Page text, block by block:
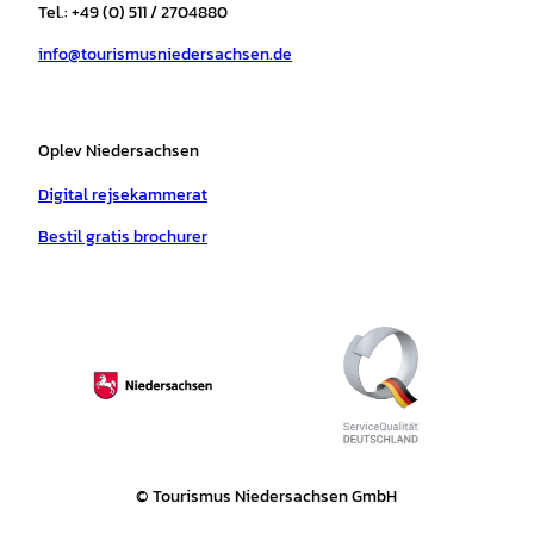
r
m
o
e
p
t
Tel.: +49 (0) 511 / 2704880
info@tourismusniedersachsen.de
Oplev Niedersachsen
Digital rejsekammerat
Bestil gratis brochurer
© Tourismus Niedersachsen GmbH